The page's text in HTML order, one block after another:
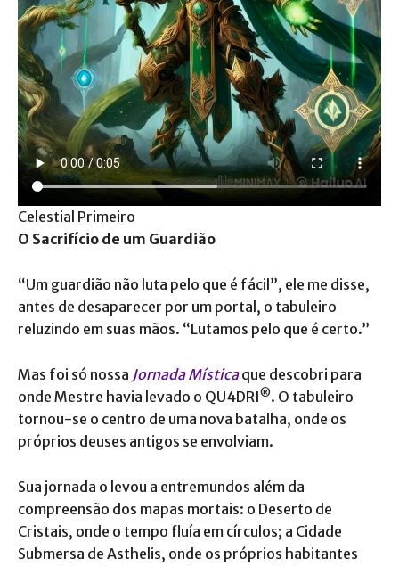
Celestial Primeiro
O Sacrifício de um Guardião
“Um guardião não luta pelo que é fácil”, ele me disse,
antes de desaparecer por um portal, o tabuleiro
reluzindo em suas mãos. “Lutamos pelo que é certo.”
Mas foi só nossa Jornada Místicaque descobri para
onde Mestre havia levado o QU4DRI®. O tabuleiro
tornou-se o centro de uma nova batalha, onde os
próprios deuses antigos se envolviam.
Sua jornada o levou a entremundos além da
compreensão dos mapas mortais: o Deserto de
Cristais, onde o tempo fluía em círculos; a Cidade
Submersa de Asthelis, onde os próprios habitantes